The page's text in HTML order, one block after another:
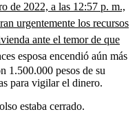
de 2022, a las 12:57 p. m.,
urgentemente los recursos
ante el temor de que
esposa encendió aún más
1.500.000 pesos de su
para vigilar el dinero.
estaba cerrado.